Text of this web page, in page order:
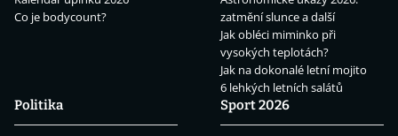
Co je bodycount?
zatmění slunce a další
Jak obléci miminko při
vysokých teplotách?
Jak na dokonalé letní mojito
6 lehkých letních salátů
Politika
Sport 2026